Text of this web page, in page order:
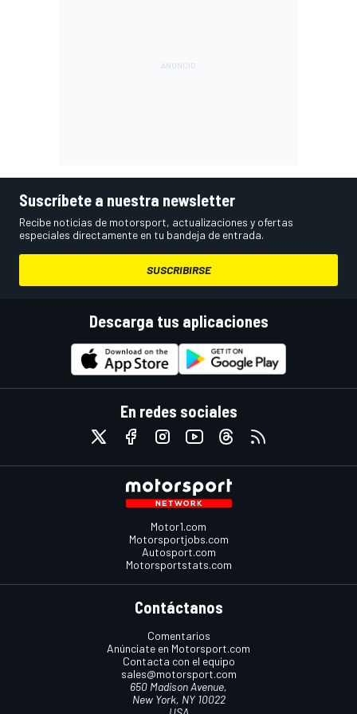
Suscríbete a nuestra newsletter
Recibe noticias de motorsport, actualizaciones y ofertas
especiales directamente en tu bandeja de entrada.
SUSCRIBIRSE
Descarga tus aplicaciones
En redes sociales
Motor1.com
Motorsportjobs.com
Autosport.com
Motorsportstats.com
Contáctanos
Comentarios
Anúnciate en Motorsport.com
Contacta con el equipo
sales@motorsport.com
650 Madison Avenue,
New York, NY 10022